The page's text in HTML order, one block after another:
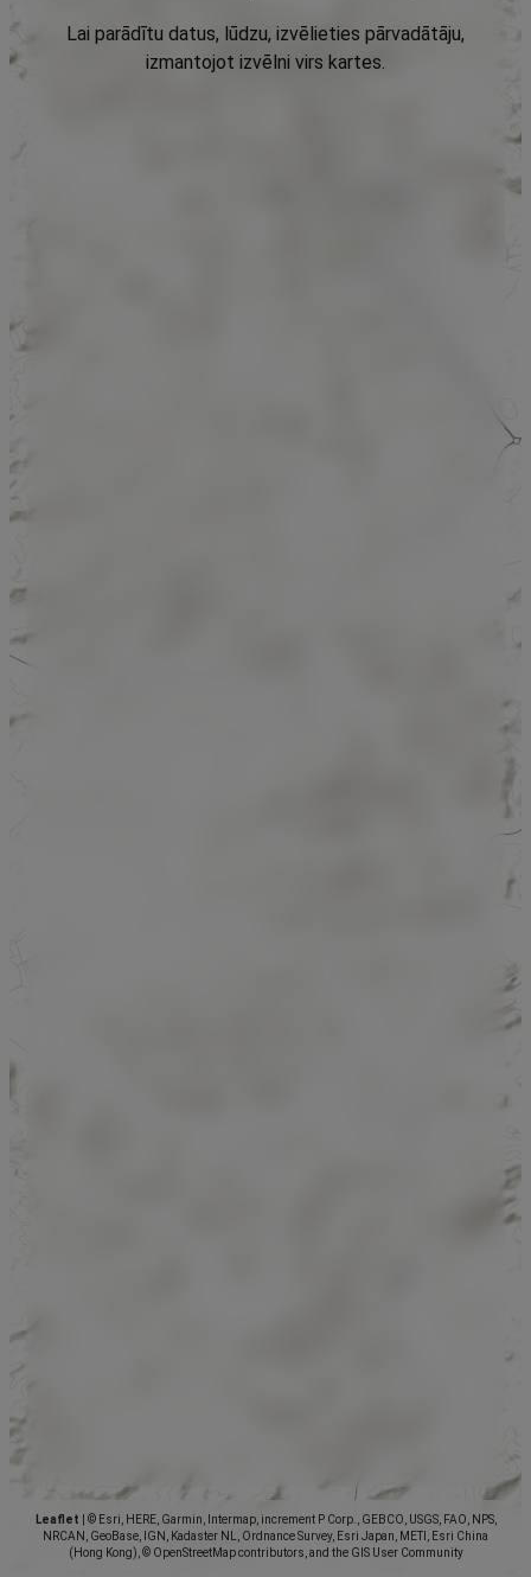
Leaflet
© Esri, HERE, Garmin, Intermap, increment P Corp., GEBCO, USGS, FAO, NPS,
NRCAN, GeoBase, IGN, Kadaster NL, Ordnance Survey, Esri Japan, METI, Esri China
(Hong Kong), © OpenStreetMap contributors, and the GIS User Community
Lai parādītu datus, lūdzu, izvēlieties pārvadātāju,
izmantojot izvēlni virs kartes.